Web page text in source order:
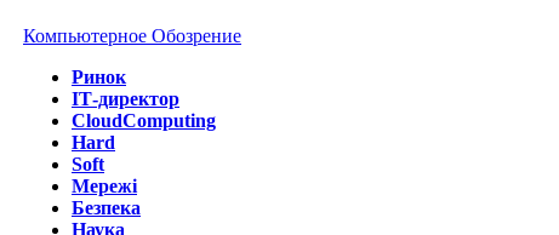
Компьютерное Обозрение
Ринок
IТ-директор
CloudComputing
Hard
Soft
Мережі
Безпека
Наука